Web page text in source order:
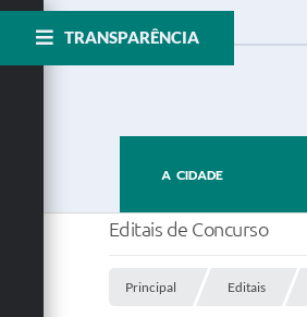
A CIDADE
TRANSPARÊNCIA
Editais de Concurso
Principal Editais